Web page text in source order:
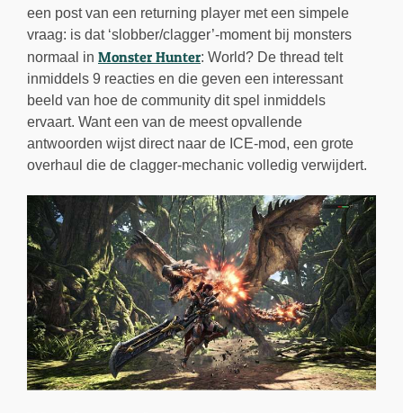
een post van een returning player met een simpele
vraag: is dat ‘slobber/clagger’-moment bij monsters
normaal in Monster Hunter: World? De thread telt
inmiddels 9 reacties en die geven een interessant
beeld van hoe de community dit spel inmiddels
ervaart. Want een van de meest opvallende
antwoorden wijst direct naar de ICE-mod, een grote
overhaul die de clagger-mechanic volledig verwijdert.